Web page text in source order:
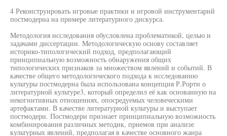
4 Реконструировать игровые практики и игровой инструментарий
постмодерна на примере литературного дискурса.
Методология исследования обусловлена проблематикой, целью и
задачами диссертации. Методологическую основу составляет
историко-типологический подход, предполагающий
принципиальную возможность обнаружения общих
типологических признаков за множеством явлений и событий. В
качестве общего методологического подхода к исследованию
культуры постмодерна была использована концепция Р.Рорти о
литературной культуре3, который определил её как основанную на
некогнитивных отношениях, опосредуемых человеческими
артефактами. В качестве литературной культуры и выступает
постмодерн. Постмодерн признает принципиальную возможность
комбинирования различных методик, приемов при анализе
культурных явлений, предполагая в качестве основного жанра